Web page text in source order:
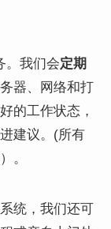
。我们会定期
器、网络和打
的工作状态，
建议。(所有
。
统，我们还可